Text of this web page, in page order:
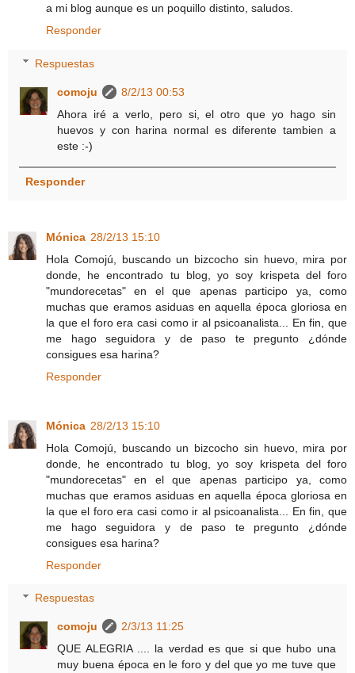
a mi blog aunque es un poquillo distinto, saludos.
Responder
Respuestas
comoju
8/2/13 00:53
Ahora iré a verlo, pero si, el otro que yo hago sin
huevos y con harina normal es diferente tambien a
este :-)
Responder
Mónica 28/2/13 15:10
Hola Comojú, buscando un bizcocho sin huevo, mira por
donde, he encontrado tu blog, yo soy krispeta del foro
"mundorecetas" en el que apenas participo ya, como
muchas que eramos asiduas en aquella época gloriosa en
la que el foro era casi como ir al psicoanalista... En fin, que
me hago seguidora y de paso te pregunto ¿dónde
consigues esa harina?
Responder
Mónica 28/2/13 15:10
Hola Comojú, buscando un bizcocho sin huevo, mira por
donde, he encontrado tu blog, yo soy krispeta del foro
"mundorecetas" en el que apenas participo ya, como
muchas que eramos asiduas en aquella época gloriosa en
la que el foro era casi como ir al psicoanalista... En fin, que
me hago seguidora y de paso te pregunto ¿dónde
consigues esa harina?
Responder
Respuestas
comoju
2/3/13 11:25
QUE ALEGRIA .... la verdad es que si que hubo una
muy buena época en le foro y del que yo me tuve que